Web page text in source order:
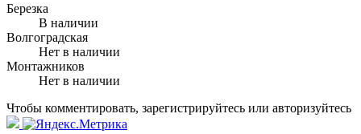
Березка
В наличии
Волгоградская
Нет в наличии
Монтажников
Нет в наличии
Чтобы комментировать, зарегистрируйтесь или авторизуйтесь